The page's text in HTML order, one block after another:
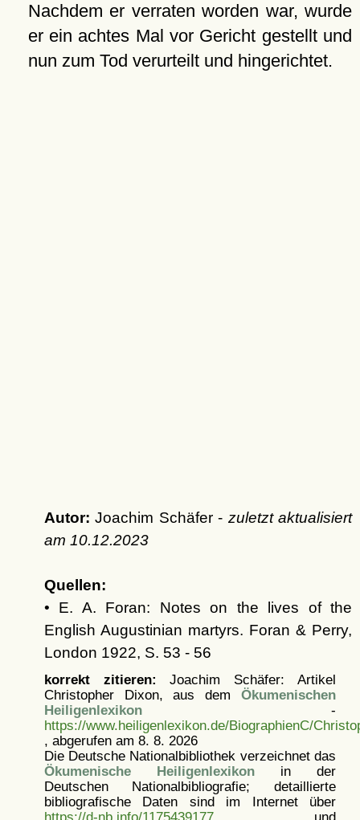
Nachdem er verraten worden war, wurde
er ein achtes Mal vor Gericht gestellt und
nun zum Tod verurteilt und hingerichtet.
Autor: Joachim Schäfer - zuletzt aktualisiert
am 10.12.2023
Quellen:
• E. A. Foran: Notes on the lives of the
English Augustinian martyrs. Foran & Perry,
London 1922, S. 53 - 56
korrekt zitieren: Joachim Schäfer: Artikel
Christopher Dixon, aus dem Ökumenischen
Heiligenlexikon-
https://www.heiligenlexikon.de/BiographienC/
, abgerufen am 8. 8. 2026
Die Deutsche Nationalbibliothek verzeichnet das
Ökumenische Heiligenlexikonin der
Deutschen Nationalbibliografie; detaillierte
bibliografische Daten sind im Internet über
https://d-nb.info/1175439177und